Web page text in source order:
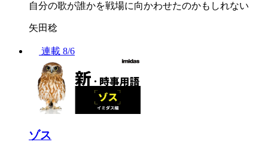
自分の歌が誰かを戦場に向かわせたのかもしれない
矢田稔
連載 8/6
ゾス